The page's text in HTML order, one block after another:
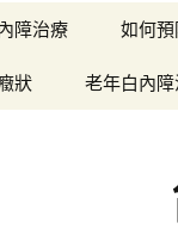
障治療 如何
狀 老年白內